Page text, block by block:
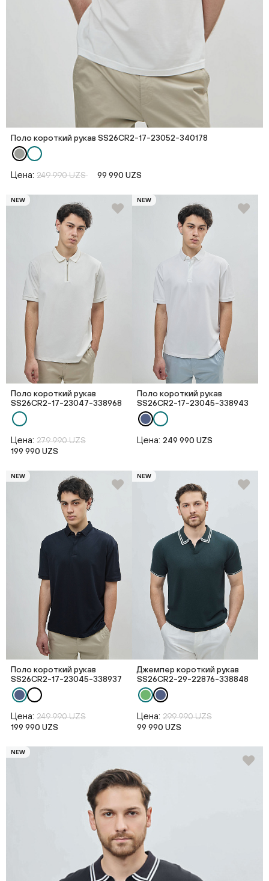
Поло короткий рукав SS26CR2-17-23052-340178
Цена: 249 990 UZS 99 990 UZS
NEW
Поло короткий рукав
SS26CR2-17-23047-338968
Цена: 279 990 UZS
199 990 UZS
NEW
Поло короткий рукав
SS26CR2-17-23045-338943
Цена: 249 990 UZS
NEW
Поло короткий рукав
SS26CR2-17-23045-338937
Цена: 249 990 UZS
199 990 UZS
NEW
Джемпер короткий рукав
SS26CR2-29-22876-338848
Цена: 299 990 UZS
99 990 UZS
NEW